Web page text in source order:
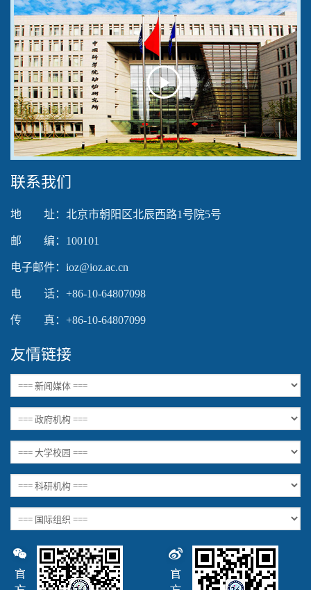
Play
Video
联系我们
地 址：北京市朝阳区北辰西路1号院5号
邮 编：100101
电子邮件：ioz@ioz.ac.cn
电 话：+86-10-64807098
传 真：+86-10-64807099
友情链接